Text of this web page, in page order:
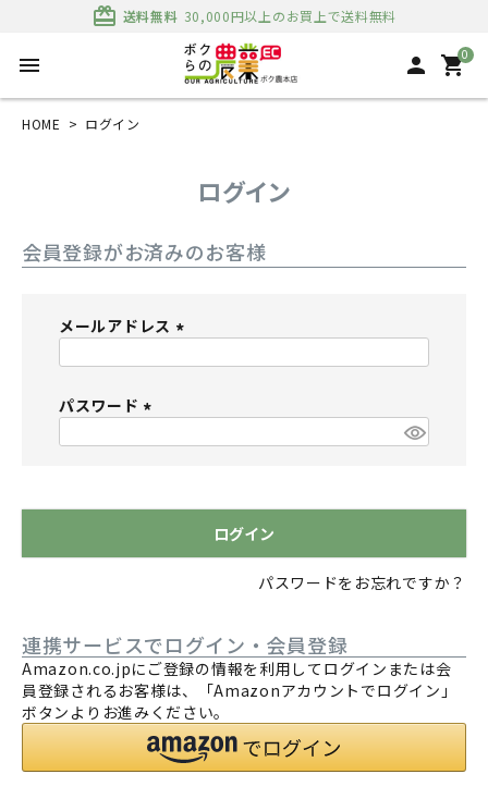
card_giftcard 送料無料 30,000円以上のお買上で送料無料
menu person 0
shopping_cart
HOME ログイン
ログイン
会員登録がお済みのお客様
メールアドレス
パスワード
)
ログイン
パスワードをお忘れですか？
連携サービスでログイン・会員登録
Amazon.co.jpにご登録の情報を利用してログインまたは会
員登録されるお客様は、「Amazonアカウントでログイン」
ボタンよりお進みください。